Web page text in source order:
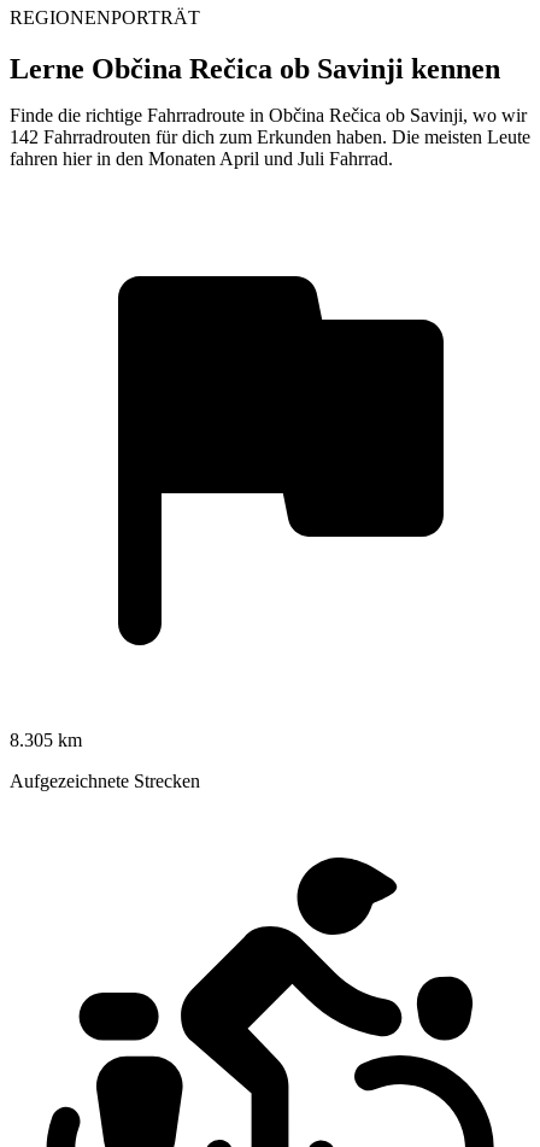
REGIONENPORTRÄT
Lerne Občina Rečica ob Savinji kennen
Finde die richtige Fahrradroute in Občina Rečica ob Savinji, wo wir
142 Fahrradrouten für dich zum Erkunden haben. Die meisten Leute
fahren hier in den Monaten April und Juli Fahrrad.
8.305 km
Aufgezeichnete Strecken